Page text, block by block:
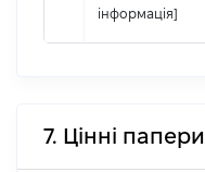
інформація]
7. Цінні папери